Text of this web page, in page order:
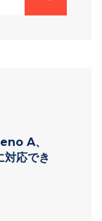
A、
対応でき